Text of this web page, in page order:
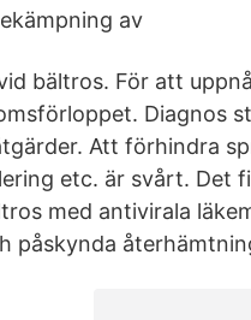
av
bältros. För att
Diagnos
Att förhindra
etc. är svårt. Det
med antivirala
påskynda